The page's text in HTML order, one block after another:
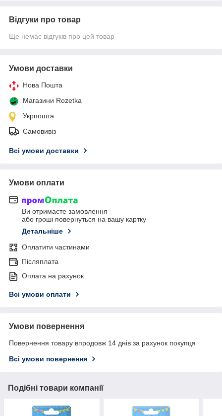
Відгуки про товар
Ще немає відгуків про цей товар
Умови доставки
Нова Пошта
Магазини Rozetka
Укрпошта
Самовивіз
Всі умови доставки
Умови оплати
Ви отримаєте замовлення
або гроші повернуться на вашу картку
Детальніше
Оплатити частинами
Післяплата
Оплата на рахунок
Всі умови оплати
Умови повернення
Повернення товару впродовж 14 днів за рахунок покупця
Всі умови повернення
Подібні товари компанії